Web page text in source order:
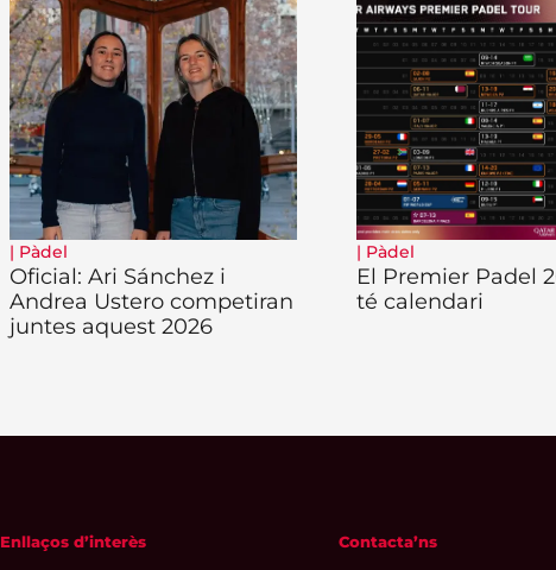
| Pàdel
Oficial: Ari Sánchez i
Andrea Ustero competiran
juntes aquest 2026
| Pàdel
El Premier Padel
té calendari
Enllaços d’interès Contacta’ns